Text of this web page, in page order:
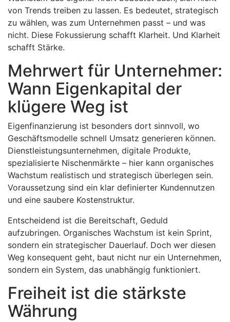
von Trends treiben zu lassen. Es bedeutet, strategisch
zu wählen, was zum Unternehmen passt – und was
nicht. Diese Fokussierung schafft Klarheit. Und Klarheit
schafft Stärke.
Mehrwert für Unternehmer:
Wann Eigenkapital der
klügere Weg ist
Eigenfinanzierung ist besonders dort sinnvoll, wo
Geschäftsmodelle schnell Umsatz generieren können.
Dienstleistungsunternehmen, digitale Produkte,
spezialisierte Nischenmärkte – hier kann organisches
Wachstum realistisch und strategisch überlegen sein.
Voraussetzung sind ein klar definierter Kundennutzen
und eine saubere Kostenstruktur.
Entscheidend ist die Bereitschaft, Geduld
aufzubringen. Organisches Wachstum ist kein Sprint,
sondern ein strategischer Dauerlauf. Doch wer diesen
Weg konsequent geht, baut nicht nur ein Unternehmen,
sondern ein System, das unabhängig funktioniert.
Freiheit ist die stärkste
Währung